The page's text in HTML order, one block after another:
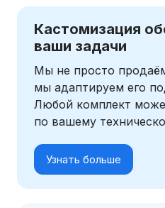
Кастомизация
ваши задачи
Мы не просто
мы адаптируем его
Любой комплект
по вашему
Узнать больше